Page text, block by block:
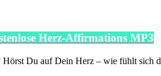
Herz-Affirmations MP3
Du auf Dein Herz – wie fühlt sich